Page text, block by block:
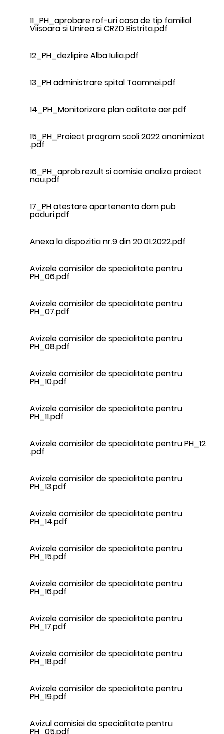
11_PH_aprobare rof-uri casa de tip familial
Viisoara si Unirea si CRZD Bistrita.pdf
12_PH_dezlipire Alba Iulia.pdf
13_PH administrare spital Toamnei.pdf
14_PH_Monitorizare plan calitate aer.pdf
15_PH_Proiect program scoli 2022 anonimizat
.pdf
16_PH_aprob.rezult si comisie analiza proiect
nou.pdf
17_PH atestare apartenenta dom pub
poduri.pdf
Anexa la dispozitia nr.9 din 20.01.2022.pdf
Avizele comisiilor de specialitate pentru
PH_06.pdf
Avizele comisiilor de specialitate pentru
PH_07.pdf
Avizele comisiilor de specialitate pentru
PH_08.pdf
Avizele comisiilor de specialitate pentru
PH_10.pdf
Avizele comisiilor de specialitate pentru
PH_11.pdf
Avizele comisiilor de specialitate pentru PH_12
.pdf
Avizele comisiilor de specialitate pentru
PH_13.pdf
Avizele comisiilor de specialitate pentru
PH_14.pdf
Avizele comisiilor de specialitate pentru
PH_15.pdf
Avizele comisiilor de specialitate pentru
PH_16.pdf
Avizele comisiilor de specialitate pentru
PH_17.pdf
Avizele comisiilor de specialitate pentru
PH_18.pdf
Avizele comisiilor de specialitate pentru
PH_19.pdf
Avizul comisiei de specialitate pentru
PH_05.pdf